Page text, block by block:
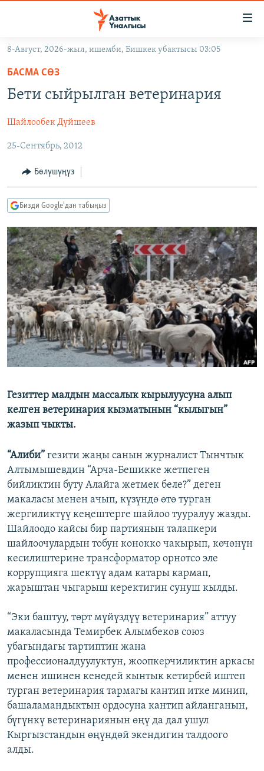
Навигацияга
өтүңүз
Издөөгө
салыңыз
САЯСАТ
ЭКОНОМИКА
МАДАНИЯТ
ДҮЙНӨ
БОРБОР АЗИЯ
УКРАИНА
АТАЙЫН ИЛИКТӨӨ
ТВ ПРОГРАММАЛАР
БҮГҮН АЗАТТЫКТА
ЭКСПЕРТТЕР ТАЛДАЙТ
БИЗ ЖАНА ДҮЙНӨ
ДАНИСТЕ
ЭЖЕ-СИҢДИЛЕР
АЗАТТЫК+
ЫҢГАЙСЫЗ СУРООЛОР
ПОДКАСТ
ӨЗГӨЧӨ ПИКИР
Русский
ОНЛАЙН ШЕРИНЕ
ЭЕ/АРнун бардык сайттары
8-Август, 2026-жыл, ишемби, Бишкек убактысы 03:05
БАСМА СӨЗ
Бети сыйрылган ветеринария
Шайлообек Дүйшеев
25-Сентябрь, 2012
Бөлүшүңүз
Бизди Google'дан табыңыз
Гезиттер малдын массалык кырылуусуна алып
келген ветеринария кызматынын “кылыгын”
жазып чыкты.
“Алиби” гезити жаңы санын журналист Тынчтык
Алтымышевдин “Арча-Бешикке жетпеген
бийликтин буту Алайга жетмек беле?” деген
макаласы менен ачып, күзүндө өтө турган
жергиликтүү кеңештерге шайлоо тууралуу жазды.
Шайлоодо кайсы бир партиянын талапкери
шайлоочулардын тобун конокко чакырып, көчөнүн
кесилиштерине трансформатор орнотсо эле
коррупцияга шектүү адам катары кармап,
жарыштан чыгарыш керектигин сунуш кылды.
“Эки баштуу, төрт мүйүздүү ветеринария” аттуу
макаласында Темирбек Алымбеков союз
убагындагы тартиптин жана
профессионалдуулуктун, жоопкерчиликтин аркасы
менен ишинен кенедей кынтык кетирбей иштеп
турган ветеринария тармагы кантип итке минип,
башаламандыктын ордосуна кантип айланганын,
бүгүнкү ветеринариянын өңү да дал ушул
Кыргызстандын өңүндөй экендигин талдоого
алды.